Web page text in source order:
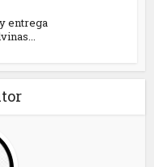
entrega